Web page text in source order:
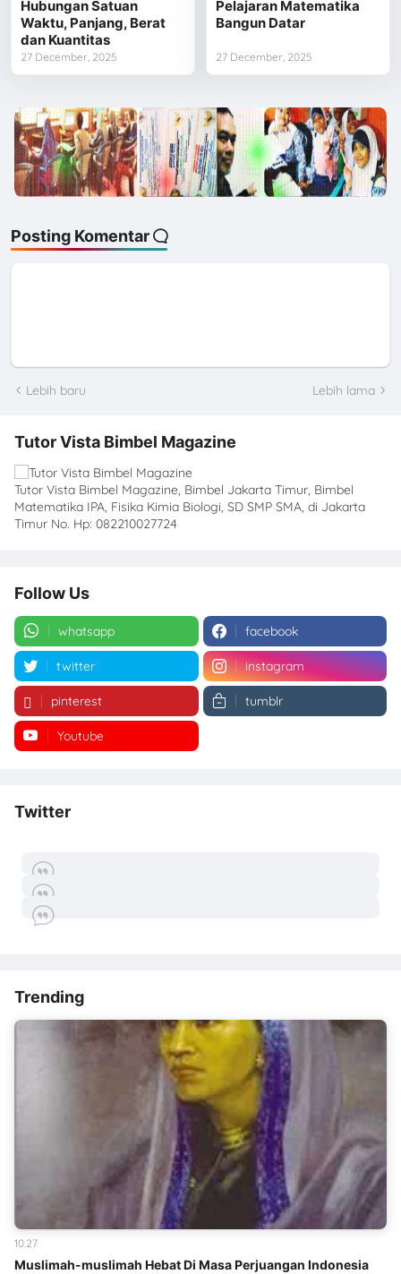
Hubungan Satuan
Waktu, Panjang, Berat
dan Kuantitas
27 December, 2025
Pelajaran Matematika
Bangun Datar
27 December, 2025
Posting Komentar
Lebih baru Lebih lama
Tutor Vista Bimbel Magazine
Tutor Vista Bimbel Magazine, Bimbel Jakarta Timur, Bimbel
Matematika IPA, Fisika Kimia Biologi, SD SMP SMA, di Jakarta
Timur No. Hp: 082210027724
Follow Us
whatsapp facebook
twitter instagram
pinterest tumblr
Youtube
Twitter
Trending
Muslimah-muslimah Hebat Di Masa Perjuangan Indonesia
10.27